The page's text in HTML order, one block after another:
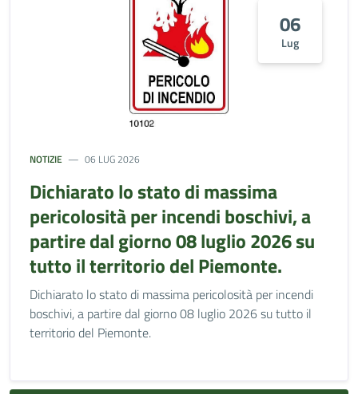
06
Lug
NOTIZIE 06 LUG 2026
Dichiarato lo stato di massima
pericolosità per incendi boschivi, a
partire dal giorno 08 luglio 2026 su
tutto il territorio del Piemonte.
Dichiarato lo stato di massima pericolosità per incendi
boschivi, a partire dal giorno 08 luglio 2026 su tutto il
territorio del Piemonte.